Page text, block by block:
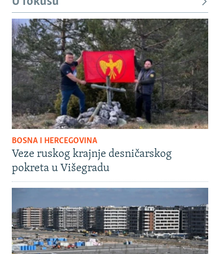
BOSNA I HERCEGOVINA
Veze ruskog krajnje desničarskog
pokreta u Višegradu